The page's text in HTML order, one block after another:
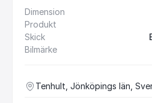
Dimension
Produkt
Skick
Bilmärke
Tenhult, Jönköpings län,